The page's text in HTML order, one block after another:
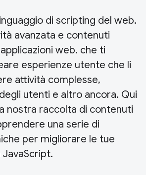
di scripting del web.
avanzata e contenuti
web. che ti
esperienze utente che li
attività complesse,
utenti e altro ancora. Qui
nostra raccolta di contenuti
una serie di
per migliorare le tue